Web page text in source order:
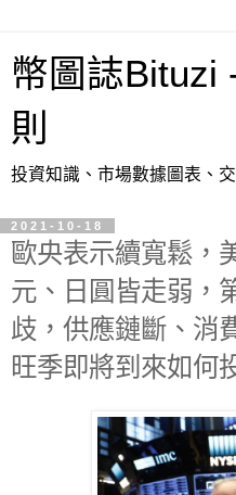
幣圖誌Bituzi
則
投資知識、市場數據圖表、
2021-10-18
歐央表示續寬鬆，
元、日圓皆走弱，
歧，供應鏈斷、消
旺季即將到來如何